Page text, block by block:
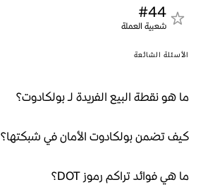
#44
شعبية العملة
الأسئلة الشائعة
ما هو نقطة البيع الفريدة لـ بولكادوت؟
كيف تضمن بولكادوت الأمان في شبكتها؟
ما هي فوائد تراكم رموز DOT؟